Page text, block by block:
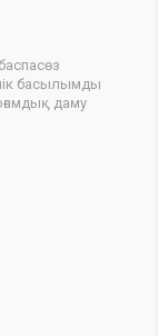
басылымды
даму